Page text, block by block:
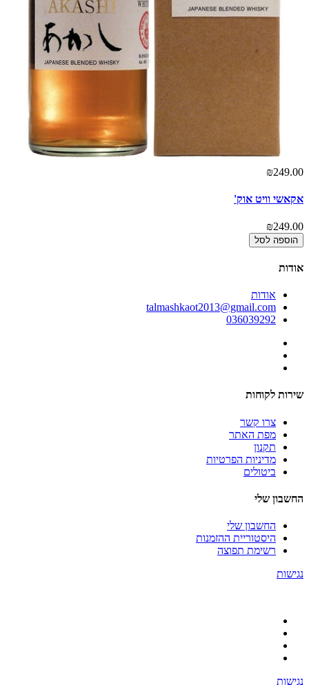
₪249.00
אקאשי וויט אוק'
₪249.00
הוספה לסל
אודות
אודות
talmashkaot2013@gmail.com
036039292
שירות לקוחות
צרו קשר
מפת האתר
תקנון
מדיניות הפרטיות
ביטולים
החשבון שלי
החשבון שלי
היסטוריית ההזמנות
רשימת תפוצה
נגישות
נגישות